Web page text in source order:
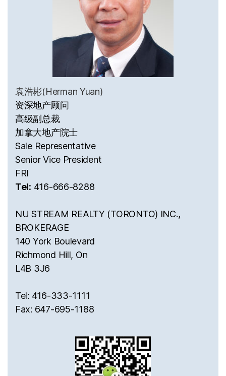
袁浩彬(Herman Yuan)
资深地产顾问
高级副总裁
加拿大地产院士
Sale Representative
Senior Vice President
FRI
Tel: 416-666-8288
NU STREAM REALTY (TORONTO) INC.,
BROKERAGE
140 York Boulevard
Richmond Hill, On
L4B 3J6
Tel: 416-333-1111
Fax: 647-695-1188